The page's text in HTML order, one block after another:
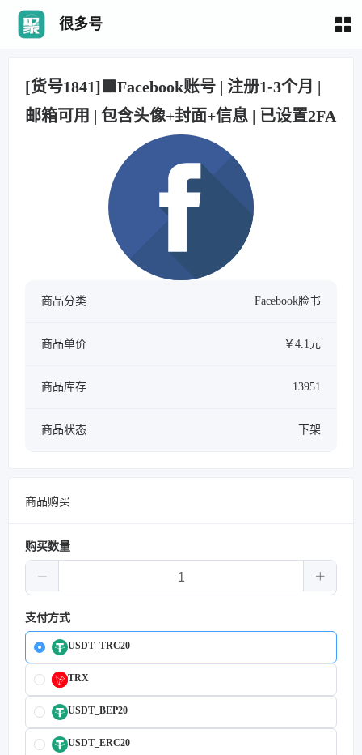
很多号
[货号1841]🟩Facebook账号 | 注册1-3个月 |
邮箱可用 | 包含头像+封面+信息 | 已设置2FA
商品分类 Facebook脸书
商品单价 ￥4.1元
商品库存 13951
商品状态 下架
商品购买
购买数量
支付方式
USDT_TRC20
TRX
USDT_BEP20
USDT_ERC20